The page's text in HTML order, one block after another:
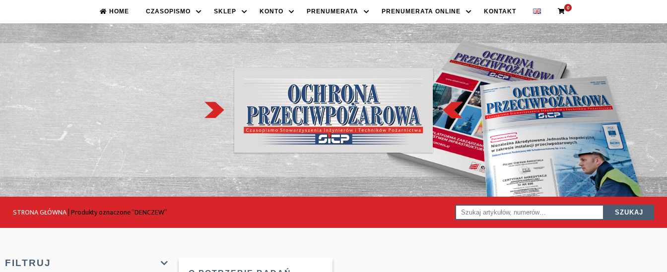
HOME CZASOPISMO SKLEP KONTO PRENUMERATA PRENUMERATA ONLINE KONTAKT
0
STRONA GŁÓWNA|Produkty oznaczone “DENCZEW” SZUKAJ
FILTRUJ